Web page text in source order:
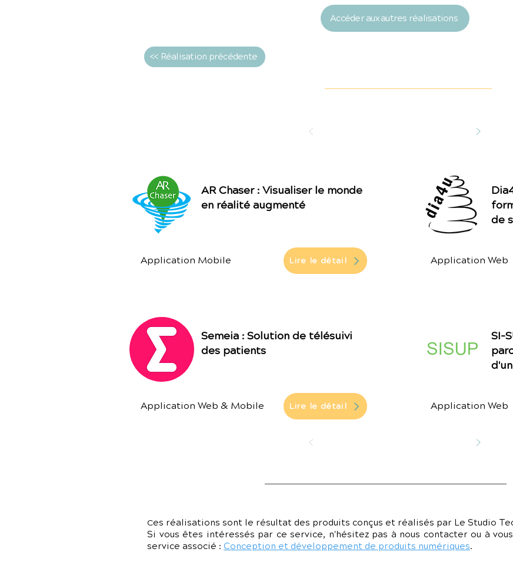
Accéder aux autres réalisations
<< Réalisation précédente
AR Chaser : Visualiser le monde
en réalité augmenté
Application Mobile Lire le détail
Semeia : Solution de télésuivi
des patients
Application Web & Mobile Lire le détail
de
Application Web
SI-
Application Web
Ces réalisations sont le résultat des produits conçus et réalisés par Le Studio
Si vous êtes intéressés par ce service, n'hésitez pas à nous contacter ou à
service associé : Conception et développement de produits numériques.